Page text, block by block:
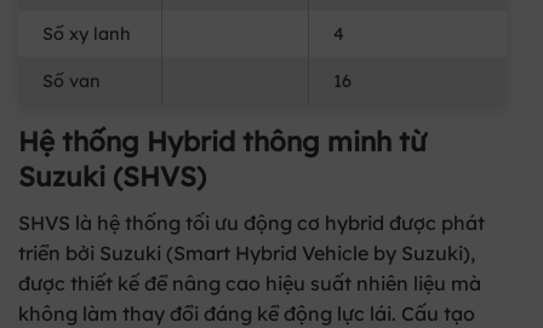
Số xy lanh 4
Số van 16
Hệ thống Hybrid thông minh từ
Suzuki (SHVS)
SHVS là hệ thống tối ưu động cơ hybrid được phát
triển bởi Suzuki (Smart Hybrid Vehicle by Suzuki),
được thiết kế để nâng cao hiệu suất nhiên liệu mà
không làm thay đổi đáng kể động lực lái. Cấu tạo